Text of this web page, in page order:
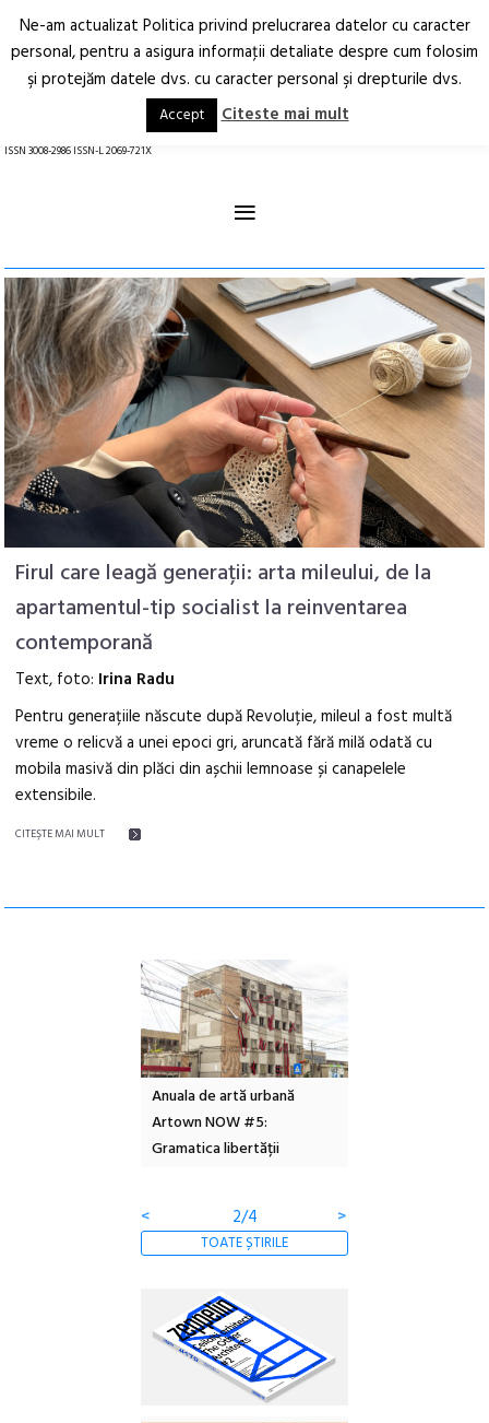
Arhitectură.
Oraș.
RO EN
ISSN 3008-2986 ISSN-L 2069-721X
≡
Firul care leagă generații: arta mileului, de la
apartamentul-tip socialist la reinventarea
contemporană
Text, foto: Irina Radu
Pentru generațiile născute după Revoluție, mileul a fost multă
vreme o relicvă a unei epoci gri, aruncată fără milă odată cu
mobila masivă din plăci din așchii lemnoase și canapelele
extensibile.
CITEŞTE MAI MULT
Anuala de artă urbană
Artown NOW #5:
Gramatica libertății
< 2/4 >
TOATE ȘTIRILE
Ne-am actualizat Politica privind prelucrarea datelor cu caracter
personal, pentru a asigura informaţii detaliate despre cum folosim
şi protejăm datele dvs. cu caracter personal şi drepturile dvs.
Accept Citeste mai mult